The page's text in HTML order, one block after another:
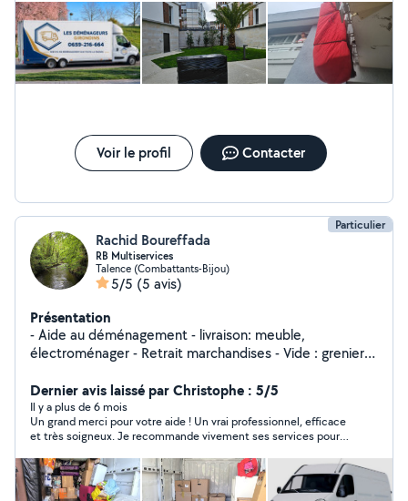
déménageurs ont travaillé avec soin, efficacité et dans la
bonne humeur, en protégeant parfaitement les meubles et
objets fragiles. Tout s’est déroulé sans stress et dans les délais
annoncés. Un vrai service de qualité avec des personnes
sérieuses et à l’écoute. Si vous cherchez des déménageurs très
pros et fiables, vous pouvez leur faire confiance les yeux
Voir le profil Contacter
Particulier
Rachid Boureffada
RB Multiservices
Talence (Combattants-Bijou)
5/5 (5 avis)
Présentation
- Aide au déménagement - livraison: meuble,
électroménager - Retrait marchandises - Vide : grenier,
encombrants, jardin... Merci de me contacter pour plus
d'informations
Dernier avis laissé par Christophe : 5/5
Il y a plus de 6 mois
Un grand merci pour votre aide ! Un vrai professionnel, efficace
et très soigneux. Je recommande vivement ses services pour
ponctuel et très sympathique que je n'hésiterai pas à
recontacter.